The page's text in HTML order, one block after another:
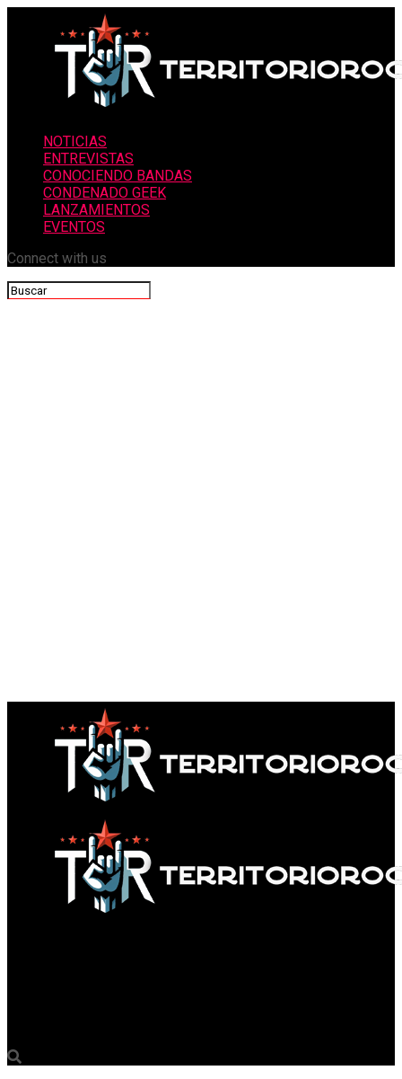
NOTICIAS
ENTREVISTAS
CONOCIENDO BANDAS
CONDENADO GEEK
LANZAMIENTOS
EVENTOS
Connect with us